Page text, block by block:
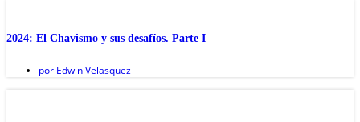
2024: El Chavismo y sus desafíos. Parte I
por Edwin Velasquez